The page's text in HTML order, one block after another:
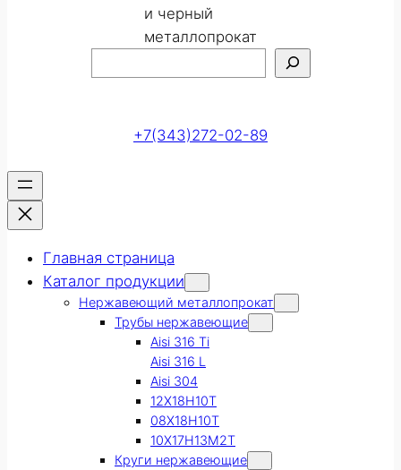
и черный
металлопрокат
+7(343)272-02-89
Главная страница
Каталог продукции
Нержавеющий металлопрокат
Трубы нержавеющие
Aisi 316 Ti
Aisi 316 L
Aisi 304
12Х18Н10Т
08Х18Н10Т
10Х17Н13М2Т
Круги нержавеющие